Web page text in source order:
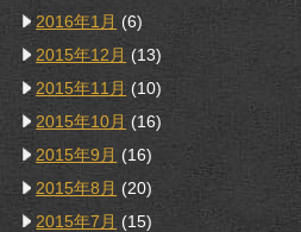
2016年1月 (6)
2015年12月 (13)
2015年11月 (10)
2015年10月 (16)
2015年9月 (16)
2015年8月 (20)
2015年7月 (15)